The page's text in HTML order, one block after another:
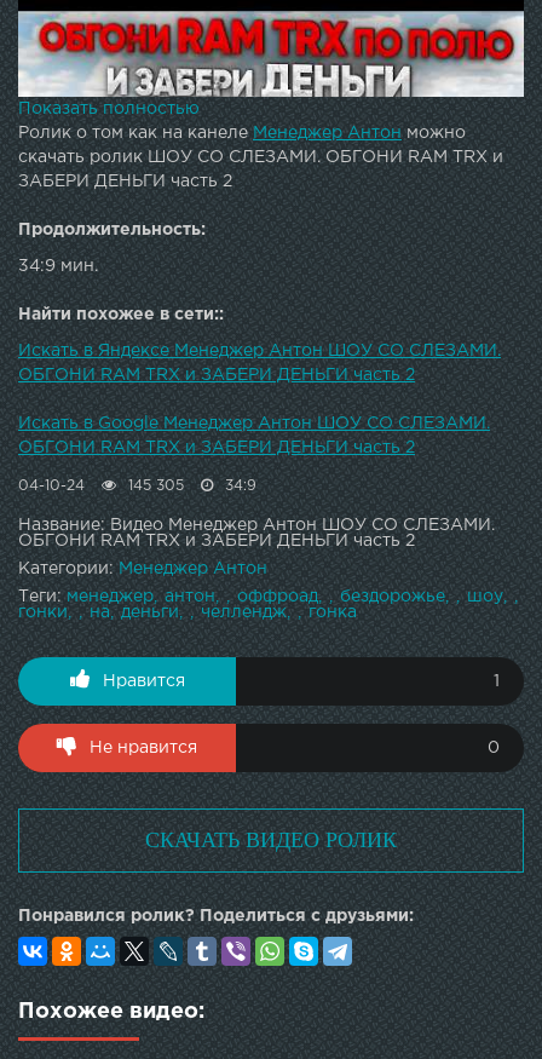
Показать полностью
Ролик о том как на канеле Менеджер Антон
можно
скачать ролик ШОУ СО СЛЕЗАМИ. ОБГОНИ RAM TRX и
ЗАБЕРИ ДЕНЬГИ часть 2
Продолжительность:
34:9 мин.
Найти похожее в сети::
Искать в Яндексе Менеджер Антон ШОУ СО СЛЕЗАМИ.
ОБГОНИ RAM TRX и ЗАБЕРИ ДЕНЬГИ часть 2
Искать в Google Менеджер Антон ШОУ СО СЛЕЗАМИ.
ОБГОНИ RAM TRX и ЗАБЕРИ ДЕНЬГИ часть 2
04-10-24 145 305 34:9
Название: Видео Менеджер Антон ШОУ СО СЛЕЗАМИ.
ОБГОНИ RAM TRX и ЗАБЕРИ ДЕНЬГИ часть 2
Категории: Менеджер Антон
Теги: менеджер антон оффроад бездорожье
шоу
гонки
на деньги челлендж гонка
Нравится
Не нравится 0
СКАЧАТЬ ВИДЕО РОЛИК
Понравился ролик? Поделиться с друзьями:
Похожее видео: